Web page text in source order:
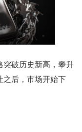
破历史新高，攀升
之后，市场开始下